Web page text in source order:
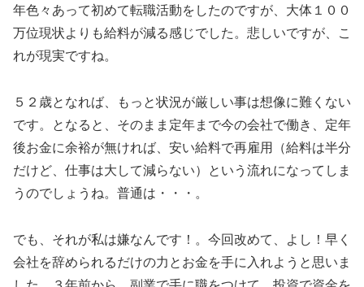
年色々あって初めて転職活動をしたのですが、大体１００
万位現状よりも給料が減る感じでした。悲しいですが、こ
れが現実ですね。
５２歳となれば、もっと状況が厳しい事は想像に難くない
です。となると、そのまま定年まで今の会社で働き、定年
後お金に余裕が無ければ、安い給料で再雇用（給料は半分
だけど、仕事は大して減らない）という流れになってしま
うのでしょうね。普通は・・・。
でも、それが私は嫌なんです！。今回改めて、よし！早く
会社を辞められるだけの力とお金を手に入れようと思いま